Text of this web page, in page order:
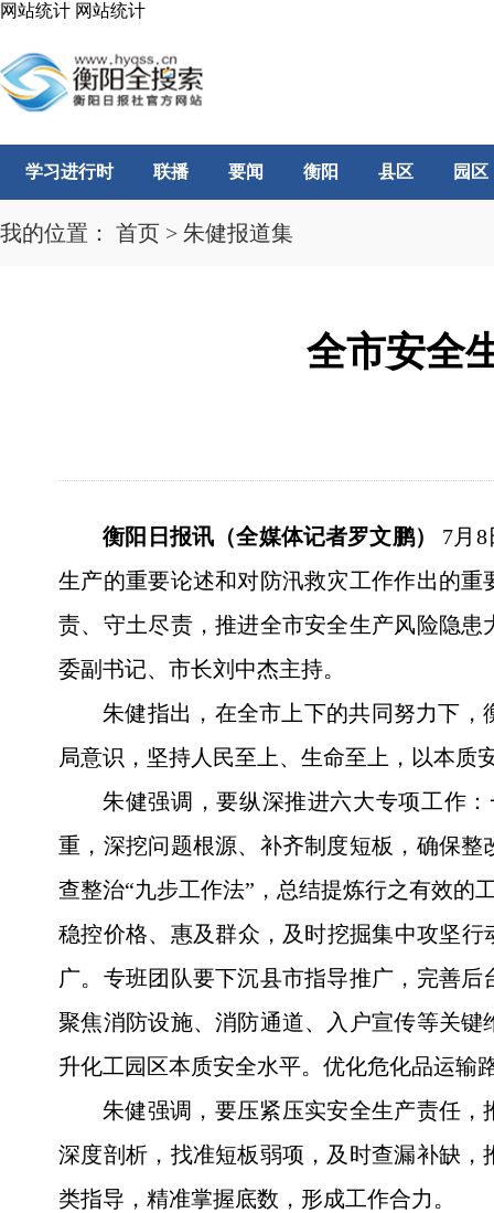
网站统计 网站统计
学习进行时 联播 要闻 衡阳 县区 园区
我的位置： 首页 > 朱健报道集
全市安全
衡阳日报讯（全媒体记者罗文鹏）
7月
生产的重要论述和对防汛救灾工作作出的
责、守土尽责，推进全市安全生产风险隐
委副书记、市长刘中杰主持。
朱健指出，在全市上下的共同努力下
局意识，坚持人民至上、生命至上，以本质
朱健强调，要纵深推进六大专项工作
重，深挖问题根源、补齐制度短板，确保
查整治“九步工作法”，总结提炼行之有效的
稳控价格、惠及群众，及时挖掘集中攻坚
广。专班团队要下沉县市指导推广，完善
聚焦消防设施、消防通道、入户宣传等关
升化工园区本质安全水平。优化危化品运输
朱健强调，要压紧压实安全生产责任
深度剖析，找准短板弱项，及时查漏补缺
类指导，精准掌握底数，形成工作合力。